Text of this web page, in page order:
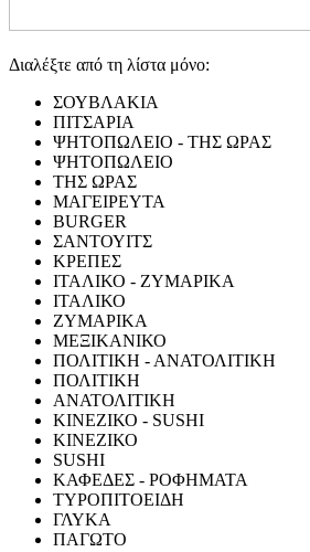
Διαλέξτε από τη λίστα μόνο:
ΣΟΥΒΛΑΚΙΑ
ΠΙΤΣΑΡΙΑ
ΨΗΤΟΠΩΛΕΙΟ - ΤΗΣ ΩΡΑΣ
ΨΗΤΟΠΩΛΕΙΟ
ΤΗΣ ΩΡΑΣ
ΜΑΓΕΙΡΕΥΤΑ
BURGER
ΣΑΝΤΟΥΙΤΣ
ΚΡΕΠΕΣ
ΙΤΑΛΙΚΟ - ΖΥΜΑΡΙΚΑ
ΙΤΑΛΙΚΟ
ΖΥΜΑΡΙΚΑ
ΜΕΞΙΚΑΝΙΚΟ
ΠΟΛΙΤΙΚΗ - ΑΝΑΤΟΛΙΤΙΚΗ
ΠΟΛΙΤΙΚΗ
ΑΝΑΤΟΛΙΤΙΚΗ
ΚΙΝΕΖΙΚΟ - SUSHI
ΚΙΝΕΖΙΚΟ
SUSHI
ΚΑΦΕΔΕΣ - ΡΟΦΗΜΑΤΑ
ΤΥΡΟΠΙΤΟΕΙΔΗ
ΓΛΥΚΑ
ΠΑΓΩΤΟ